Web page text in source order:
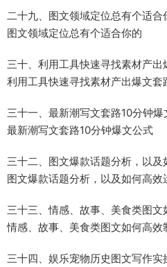
二十九、图文领域定位总有个适合
图文领域定位总有个适合你的
三十、利用工具快速寻找素材产出
利用工具快速寻找素材产出爆文套
三十一、最新潮写文套路10分钟爆
最新潮写文套路10分钟爆文公式
三十二、图文爆款话题分析，以及
图文爆款话题分析，以及如何高效
三十三、情感、故事、美食类图文
情感、故事、美食类图文如何高效
三十四、娱乐宠物历史图文写作实